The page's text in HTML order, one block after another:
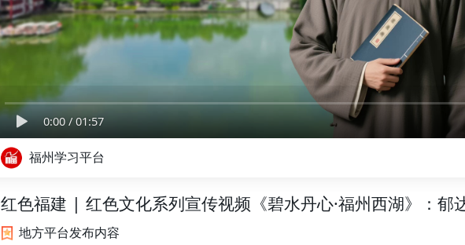
0:00/01:57
福州学习平台
红色福建 | 红色文化系列宣传视频《碧水丹心·福州西湖》：郁
地方平台发布内容